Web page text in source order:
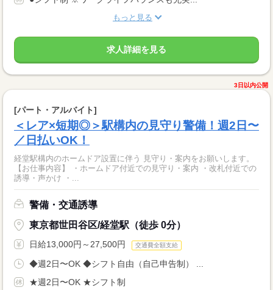
もっと見る
求人詳細を見る
3日以内公開
[パート・アルバイト]
＜レア×短期◎＞駅構内の見守り警備！週2日〜
／日払いOK！
経堂駅構内のホームドア設置に伴う 見守り・案内をお願いします。
【お仕事内容】 ・ホームドア付近での見守り・案内 ・改札付近での
誘導・声かけ ・...
警備・交通誘導
東京都世田谷区/経堂駅（徒歩 0分）
日給13,000円～27,500円 交通費全額支給
◆週2日〜OK ◆シフト自由（自己申告制） ...
★週2日〜OK ★シフト制